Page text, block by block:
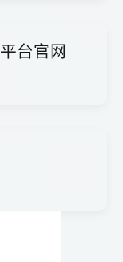
台官网